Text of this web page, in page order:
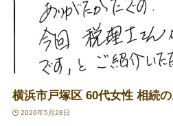
横浜市戸塚区 60代女性 相続
2026年5月28日